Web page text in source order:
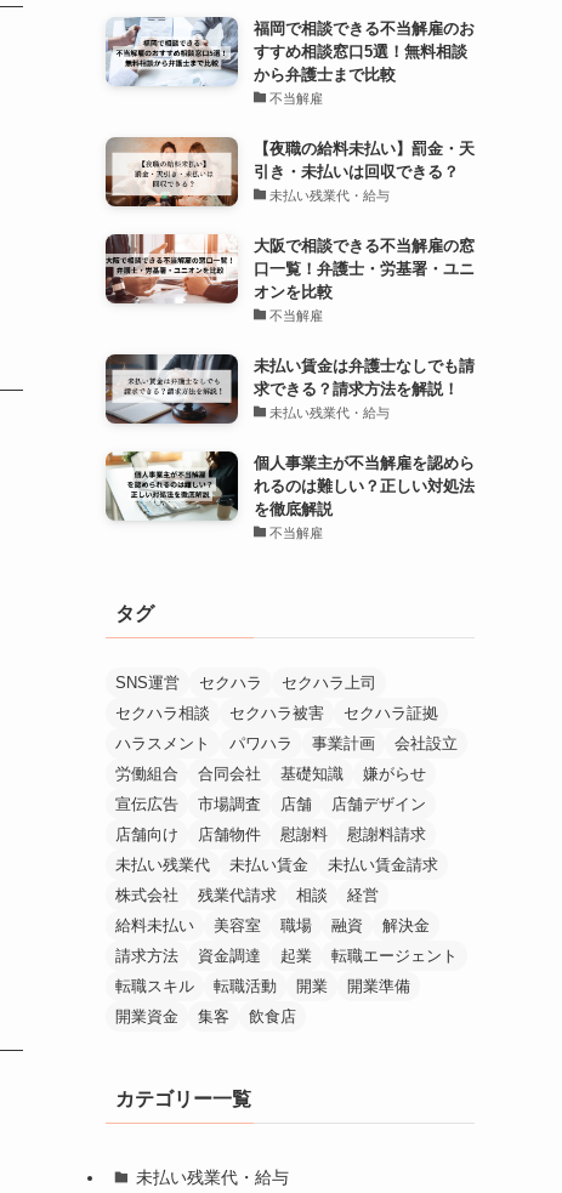
福岡で相談できる不当解雇のお
すすめ相談窓口5選！無料相談
から弁護士まで比較
不当解雇
【夜職の給料未払い】罰金・天
引き・未払いは回収できる？
未払い残業代・給与
大阪で相談できる不当解雇の窓
口一覧！弁護士・労基署・ユニ
オンを比較
不当解雇
未払い賃金は弁護士なしでも請
求できる？請求方法を解説！
未払い残業代・給与
個人事業主が不当解雇を認めら
れるのは難しい？正しい対処法
を徹底解説
不当解雇
タグ
SNS運営 セクハラ
セクハラ上司
セクハラ相談
セクハラ被害
セクハラ証拠
ハラスメント
パワハラ 事業計画
会社設立
労働組合
合同会社 基礎知識
嫌がらせ
宣伝広告
市場調査 店舗
店舗デザイン
店舗向け
店舗物件 慰謝料
慰謝料請求
未払い残業代
未払い賃金
未払い賃金請求
株式会社
残業代請求 相談
経営
給料未払い
美容室 職場 融資
解決金
請求方法
資金調達 起業
転職エージェント
転職スキル
転職活動 開業
開業準備
開業資金
集客 飲食店
カテゴリー一覧
未払い残業代・給与